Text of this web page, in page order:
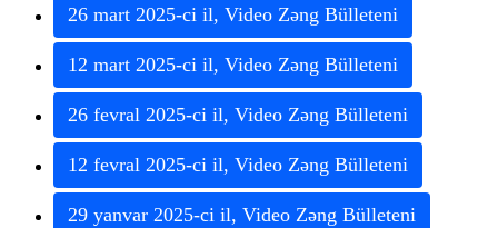
26 mart 2025-ci il, Video Zəng Bülleteni
12 mart 2025-ci il, Video Zəng Bülleteni
26 fevral 2025-ci il, Video Zəng Bülleteni
12 fevral 2025-ci il, Video Zəng Bülleteni
29 yanvar 2025-ci il, Video Zəng Bülleteni